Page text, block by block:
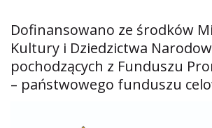
Dofinansowano ze środków
Kultury i Dziedzictwa
pochodzących z Funduszu
– państwowego funduszu